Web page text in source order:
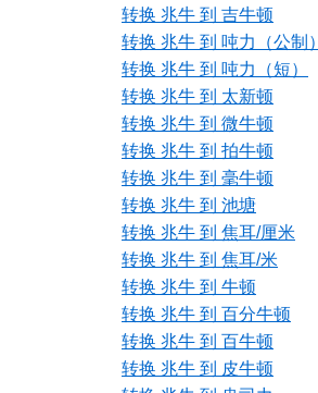
转换 兆牛 到 吉牛顿
转换 兆牛 到 吨力（公制）
转换 兆牛 到 吨力（短）
转换 兆牛 到 太新顿
转换 兆牛 到 微牛顿
转换 兆牛 到 拍牛顿
转换 兆牛 到 毫牛顿
转换 兆牛 到 池塘
转换 兆牛 到 焦耳/厘米
转换 兆牛 到 焦耳/米
转换 兆牛 到 牛顿
转换 兆牛 到 百分牛顿
转换 兆牛 到 百牛顿
转换 兆牛 到 皮牛顿